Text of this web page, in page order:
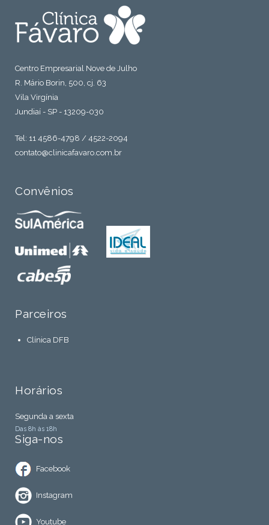
Centro Empresarial Nove de Julho
R. Mário Borin, 500, cj. 63
Vila Virgínia
Jundiaí - SP - 13209-030
Tel: 11 4586-4798 / 4522-2094
contato@clinicafavaro.com.br
Convênios
Parceiros
Clínica DFB
Horários
Segunda a sexta
Das 8h às 18h
Siga-nos
Facebook
Instagram
Youtube